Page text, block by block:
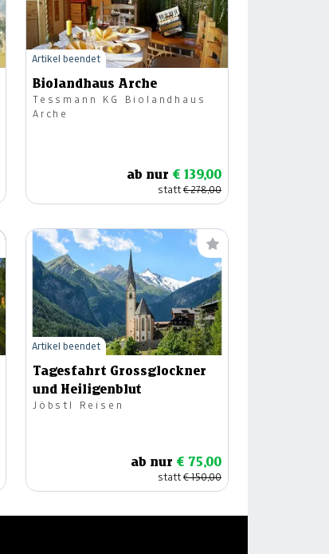
Biolandhaus Arche
Tessmann KG Biolandhaus
Arche
ab nur € 139,00
statt€ 278,00
Artikel beendet
Tagesfahrt Grossglockner
und Heiligenblut
Jöbstl Reisen
ab nur € 75,00
statt€ 150,00
Artikel beendet